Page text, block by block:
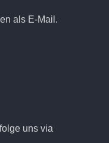
als E-Mail.
uns via